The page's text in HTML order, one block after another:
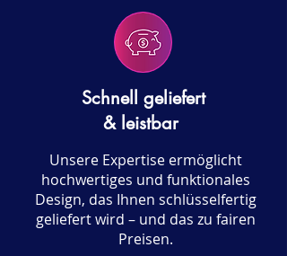
Schnell geliefert
& leistbar
Unsere Expertise ermöglicht
hochwertiges und funktionales
Design, das Ihnen schlüsselfertig
geliefert wird – und das zu fairen
Preisen.